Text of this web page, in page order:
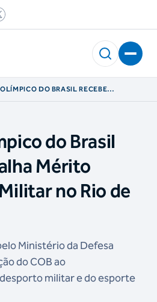
DO BRASIL RECEBE
do Brasil
Mérito
no Rio de
Ministério da Defesa
do COB ao
militar e do esporte